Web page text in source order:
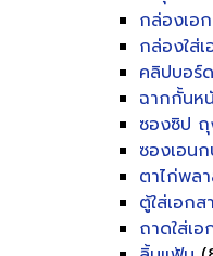
กล่องเอก
กล่องใส่
คลิปบอร์ด
ฉากกั้นห
ซองซิป
ซองเอน
ตาไก่พล
ตู้ใส่เอกส
ถาดใส่เอ